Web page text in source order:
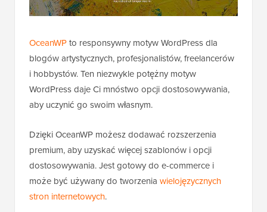
OceanWPto responsywny motyw WordPress dla
blogów artystycznych, profesjonalistów, freelancerów
i hobbystów. Ten niezwykle potężny motyw
WordPress daje Ci mnóstwo opcji dostosowywania,
aby uczynić go swoim własnym.
Dzięki OceanWP możesz dodawać rozszerzenia
premium, aby uzyskać więcej szablonów i opcji
dostosowywania. Jest gotowy do e-commerce i
może być używany do tworzenia wielojęzycznych
stron internetowych.